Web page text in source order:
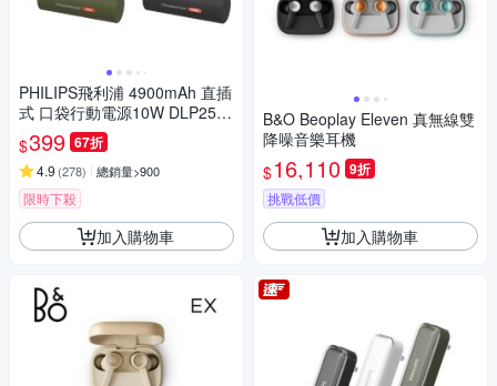
PHILIPS飛利浦 4900mAh 直插
式 口袋行動電源10W DLP2550
17.88Wh_具Wh標示
$399 67折
4.9 (278) 總銷量>900
限時下殺
加入購物車
B&O Beoplay Eleven 真無線雙
降噪音樂耳機
$16,110 9折
挑戰低價
加入購物車